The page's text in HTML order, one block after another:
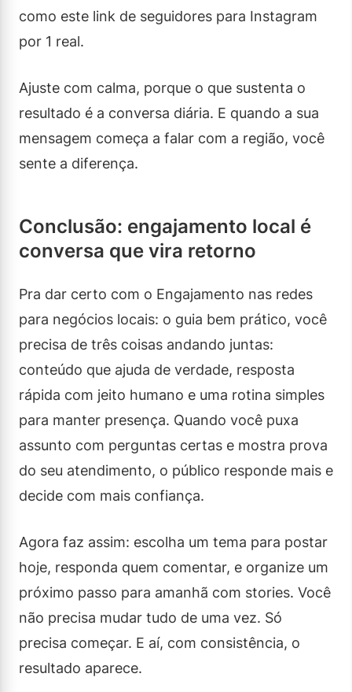
como este link de seguidores para Instagram
por 1 real.
Ajuste com calma, porque o que sustenta o
resultado é a conversa diária. E quando a sua
mensagem começa a falar com a região, você
sente a diferença.
Conclusão: engajamento local é
conversa que vira retorno
Pra dar certo com o Engajamento nas redes
para negócios locais: o guia bem prático, você
precisa de três coisas andando juntas:
conteúdo que ajuda de verdade, resposta
rápida com jeito humano e uma rotina simples
para manter presença. Quando você puxa
assunto com perguntas certas e mostra prova
do seu atendimento, o público responde mais e
decide com mais confiança.
Agora faz assim: escolha um tema para postar
hoje, responda quem comentar, e organize um
próximo passo para amanhã com stories. Você
não precisa mudar tudo de uma vez. Só
precisa começar. E aí, com consistência, o
resultado aparece.